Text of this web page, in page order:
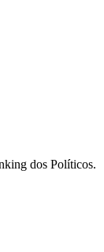
dos Políticos.